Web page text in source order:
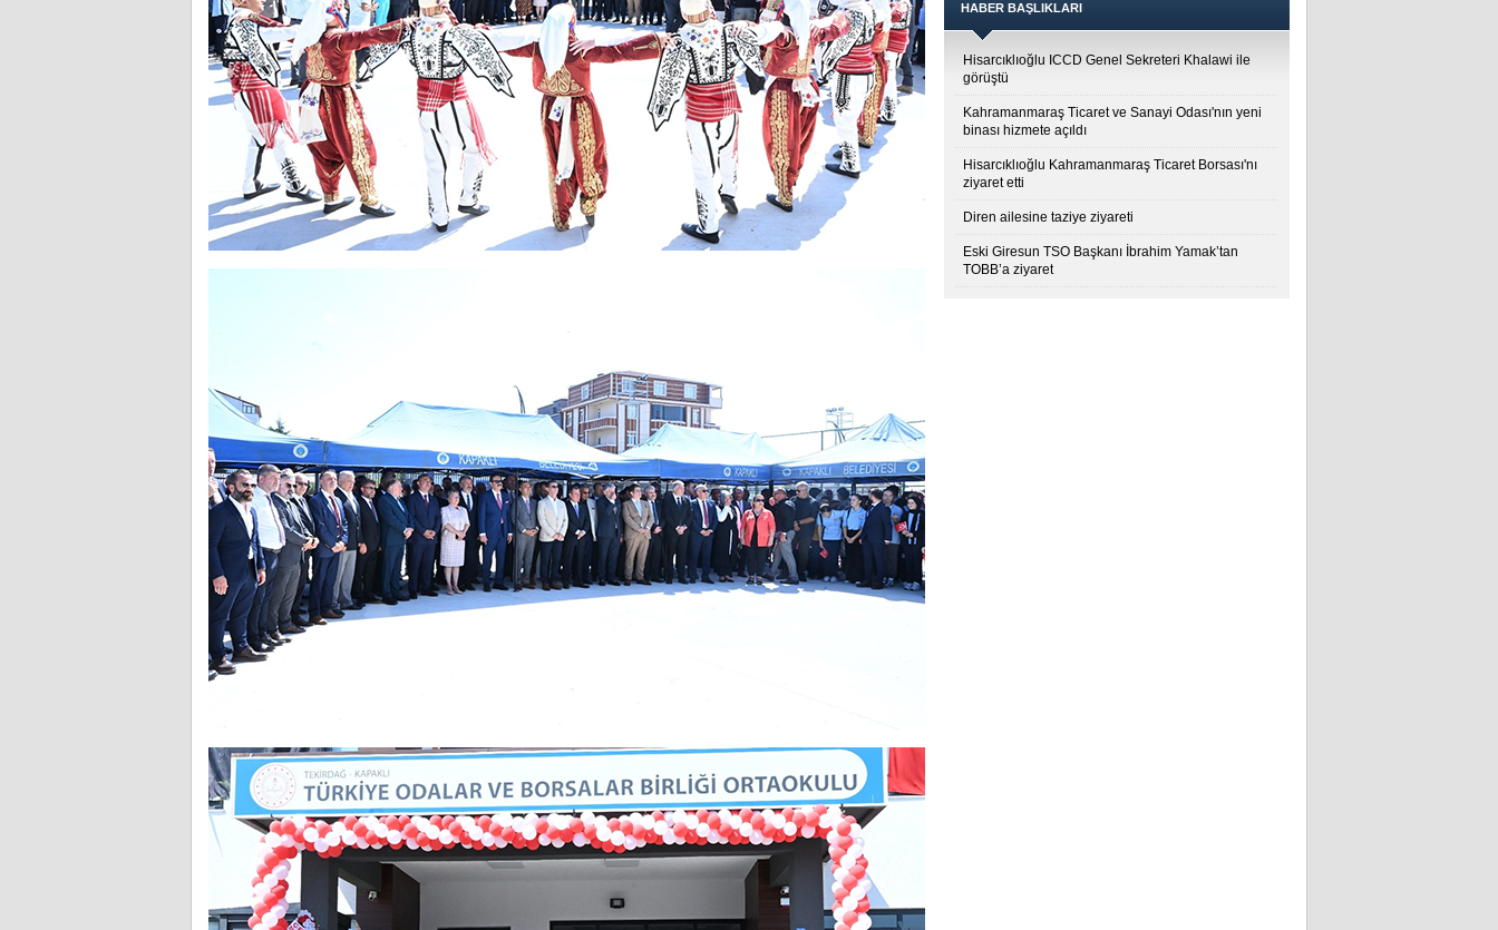
HABER BAŞLIKLARI
Hisarcıklıoğlu ICCD Genel Sekreteri Khalawi ile
görüştü
Kahramanmaraş Ticaret ve Sanayi Odası'nın yeni
binası hizmete açıldı
Hisarcıklıoğlu Kahramanmaraş Ticaret Borsası'nı
ziyaret etti
Diren ailesine taziye ziyareti
Eski Giresun TSO Başkanı İbrahim Yamak’tan
TOBB’a ziyaret